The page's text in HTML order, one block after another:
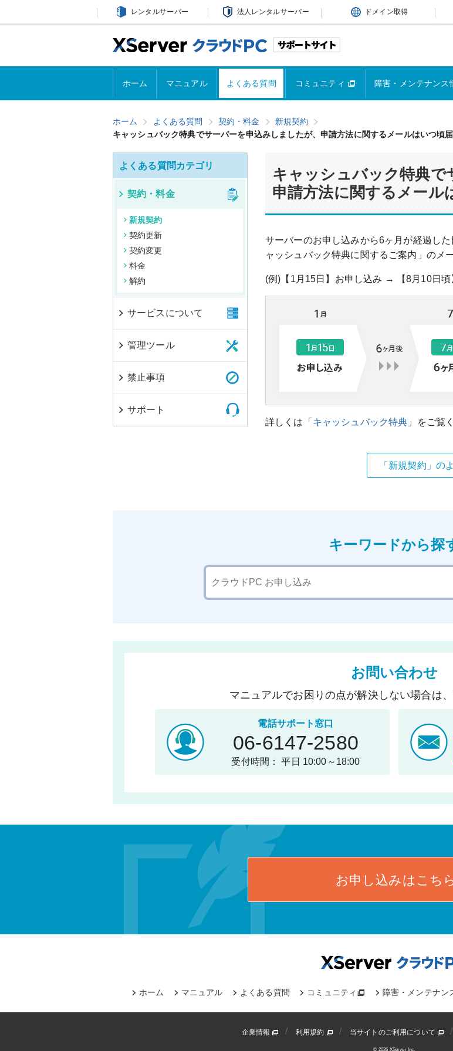
レンタルサーバー 法人レンタルサーバー ドメイン取得
ホーム マニュアル よくある質問 コミュニティ 障害・メンテナンス
ホーム よくある質問 契約・料金
新規契約
キャッシュバック特典でサーバーを申込みしましたが、申請方法に関するメールはいつ頃
キャッシュバック特典で
申請方法に関するメール
サーバーのお申し込みから6ヶ月が経過し
ャッシュバック特典に関するご案内」のメ
(例)【1月15日】お申し込み → 【8月10日
詳しくは「 キャッシュバック特典 」をご覧
「新規契約」の
よくある質問カテゴリ
契約・料金
新規契約
契約更新
契約変更
料金
解約
サービスについて
管理ツール
禁止事項
サポート
キーワードから探
お問い合わせ
マニュアルでお困りの点が解決しない場合は
電話サポート窓口
06-6147-2580
受付時間： 平日 10:00～18:00
お申し込みはこち
ホーム マニュアル よくある質問 コミュニティ 障害・メンテナン
企業情報 利用規約 当サイトのご利用について
© 2026 XServer Inc.